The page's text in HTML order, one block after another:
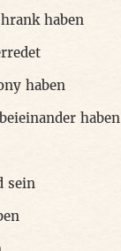
haben
haben
haben
sein